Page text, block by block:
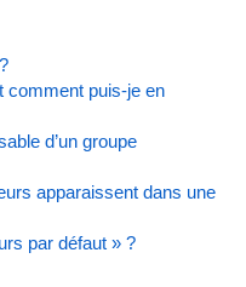
comment puis-je en
d’un groupe
apparaissent dans une
par défaut » ?